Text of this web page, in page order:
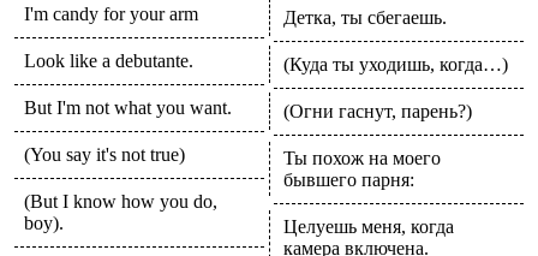
I'm candy for your arm
Look like a debutante.
But I'm not what you want.
(You say it's not true)
(But I know how you do,
boy).
Детка, ты сбегаешь.
(Куда ты уходишь, когда…)
(Огни гаснут, парень?)
Ты похож на моего
бывшего парня:
Целуешь меня, когда
камера включена.